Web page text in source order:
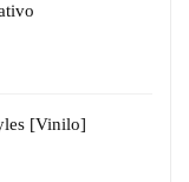
[Vinilo]